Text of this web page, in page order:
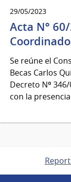
29/05/2023
Acta N°
Se reúne el
Becas Carlos
Decreto Nº
con la